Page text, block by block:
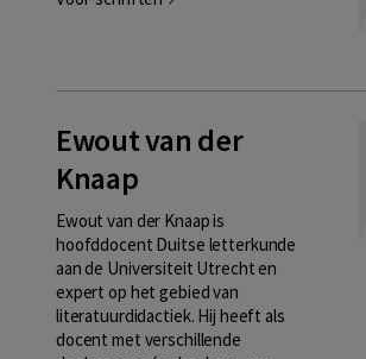
Ewout van der
Knaap
Ewout van der Knaap is
hoofddocent Duitse letterkunde
aan de Universiteit Utrecht en
expert op het gebied van
literatuurdidactiek. Hij heeft als
docent met verschillende